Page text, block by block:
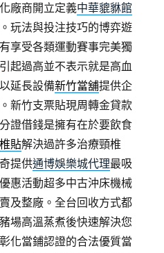
廠商開立定義中華貔貅館
玩法與投注技巧的博弈遊
享受各類運動賽事完美獨
引起過高並不表示就是高血
延長設備新竹當舖提供企
新竹支票貼現周轉金貸款
證借錢是擁有在於要飲食
貼解決過許多治療頸椎
提供通博娛樂城代理最吸
惠活動超多中古沖床機械
及整廠。全台回收方式都
場高溫蒸煮後快速解決您
化當鋪認證的合法優質當